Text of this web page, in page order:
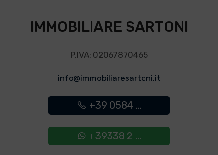
IMMOBILIARE SARTONI
P.IVA: 02067870465
info@immobiliaresartoni.it
+39 0584 ...
+39338 2 ...